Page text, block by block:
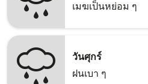
เมฆเป็นหย่อม ๆ
วันศุกร์
ฝนเบา ๆ